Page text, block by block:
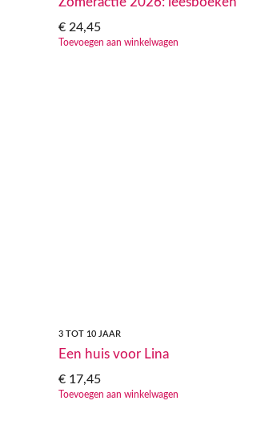
€ 24,45
Toevoegen aan winkelwagen
3 TOT 10 JAAR
Een huis voor Lina
€ 17,45
Toevoegen aan winkelwagen